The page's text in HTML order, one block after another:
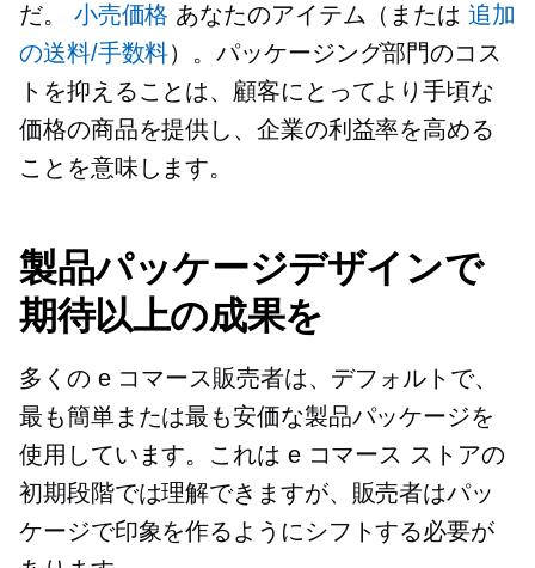
だ。 小売価格 あなたのアイテム（または 追加
の送料/手数料）。パッケージング部門のコス
トを抑えることは、顧客にとってより手頃な
価格の商品を提供し、企業の利益率を高める
ことを意味します。
製品パッケージデザインで
期待以上の成果を
多くの e コマース販売者は、デフォルトで、
最も簡単または最も安価な製品パッケージを
使用しています。これは e コマース ストアの
初期段階では理解できますが、販売者はパッ
ケージで印象を作るようにシフトする必要が